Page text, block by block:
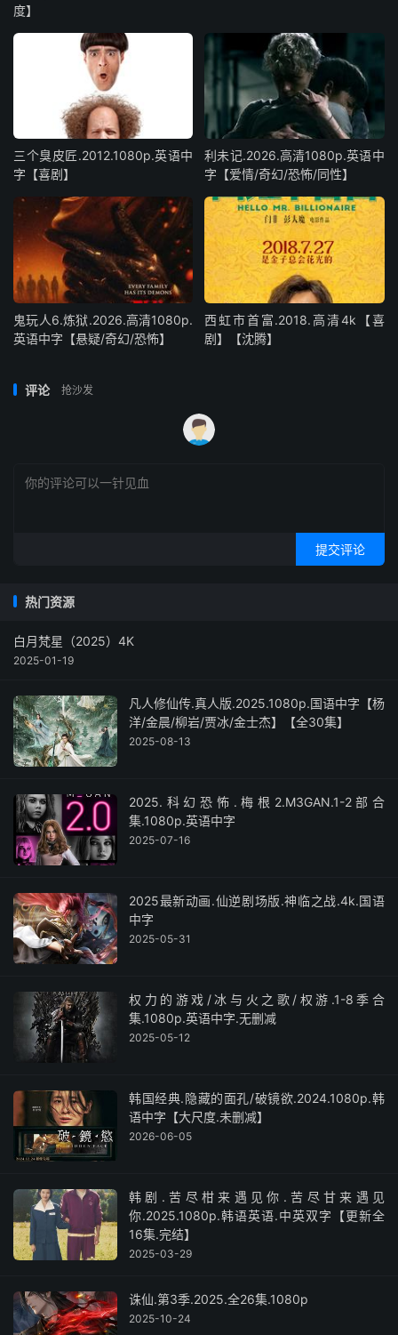
度】
三个臭皮匠.2012.1080p.英语中
字【喜剧】
利未记.2026.高清1080p.英语中
字【爱情/奇幻/恐怖/同性】
鬼玩人6.炼狱.2026.高清1080p.
英语中字【悬疑/奇幻/恐怖】
西虹市首富.2018.高清4k【喜
剧】【沈腾】
评论 抢沙发
提交评论
热门资源
白月梵星（2025）4K
2025-01-19
凡人修仙传.真人版.2025.1080p.国语中字【杨
洋/金晨/柳岩/贾冰/金士杰】【全30集】
2025-08-13
2025.科幻恐怖.梅根2.M3GAN.1-2部合
集.1080p.英语中字
2025-07-16
2025最新动画.仙逆剧场版.神临之战.4k.国语
中字
2025-05-31
权力的游戏/冰与火之歌/权游.1-8季合
集.1080p.英语中字.无删减
2025-05-12
韩国经典.隐藏的面孔/破镜欲.2024.1080p.韩
语中字【大尺度.未删减】
2026-06-05
韩剧.苦尽柑来遇见你.苦尽甘来遇见
你.2025.1080p.韩语英语.中英双字【更新全
16集.完结】
2025-03-29
诛仙.第3季.2025.全26集.1080p
2025-10-24